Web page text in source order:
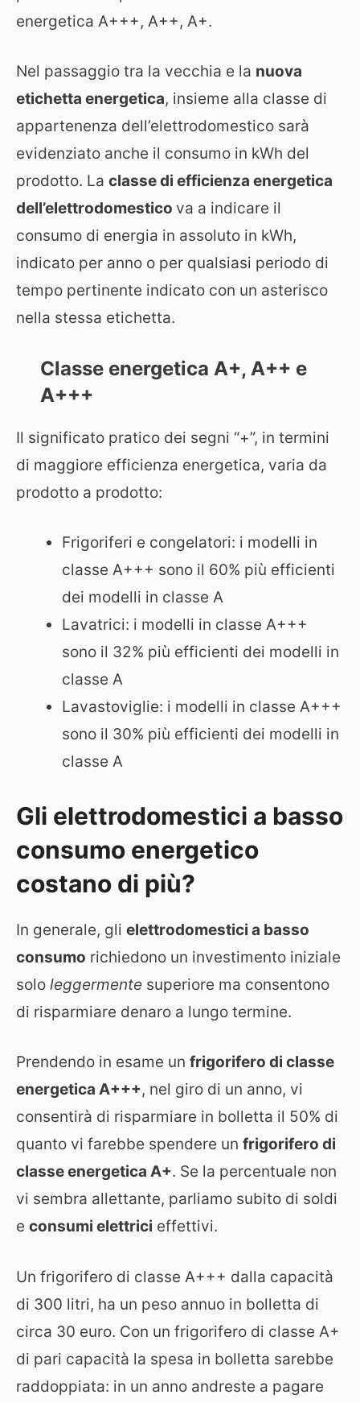
energetica A+++, A++, A+.
Nel passaggio tra la vecchia e la nuova
etichetta energetica, insieme alla classe di
appartenenza dell’elettrodomestico sarà
evidenziato anche il consumo in kWh del
prodotto. La classe di efficienza energetica
dell’elettrodomestico va a indicare il
consumo di energia in assoluto in kWh,
indicato per anno o per qualsiasi periodo di
tempo pertinente indicato con un asterisco
nella stessa etichetta.
Classe energetica A+, A++ e
A+++
Il significato pratico dei segni “+”, in termini
di maggiore efficienza energetica, varia da
prodotto a prodotto:
Frigoriferi e congelatori: i modelli in
classe A+++ sono il 60% più efficienti
dei modelli in classe A
Lavatrici: i modelli in classe A+++
sono il 32% più efficienti dei modelli in
classe A
Lavastoviglie: i modelli in classe A+++
sono il 30% più efficienti dei modelli in
classe A
Gli elettrodomestici a basso
consumo energetico
costano di più?
In generale, gli elettrodomestici a basso
consumo richiedono un investimento iniziale
solo leggermente superiore ma consentono
di risparmiare denaro a lungo termine.
Prendendo in esame un frigorifero di classe
energetica A+++, nel giro di un anno, vi
consentirà di risparmiare in bolletta il 50% di
quanto vi farebbe spendere un frigorifero di
classe energetica A+. Se la percentuale non
vi sembra allettante, parliamo subito di soldi
e consumi elettrici effettivi.
Un frigorifero di classe A+++ dalla capacità
di 300 litri, ha un peso annuo in bolletta di
circa 30 euro. Con un frigorifero di classe A+
di pari capacità la spesa in bolletta sarebbe
raddoppiata: in un anno andreste a pagare